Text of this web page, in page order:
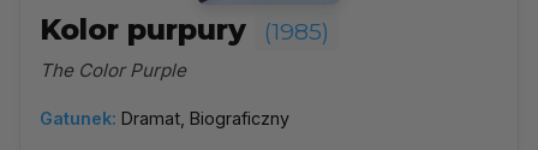
Kolor purpury (1985)
The Color Purple
Gatunek: Dramat, Biograficzny